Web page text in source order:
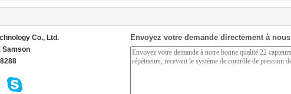
Co., Ltd.
Samson
Envoyez votre demande directement à nous